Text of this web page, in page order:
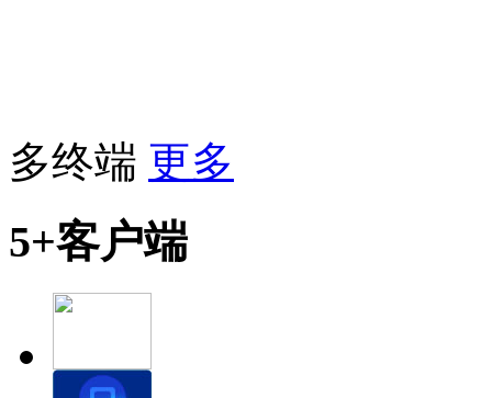
多终端 更多
5+客户端